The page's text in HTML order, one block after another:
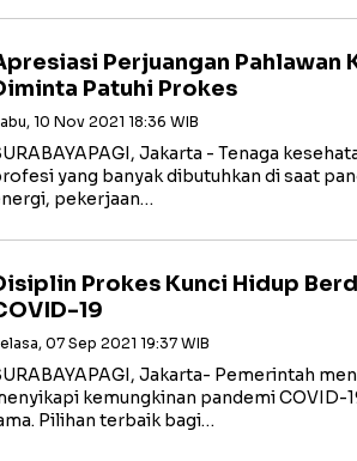
Perjuangan Pahlawan
Patuhi Prokes
10 Nov 2021 18:36 WIB
Jakarta - Tenaga
yang banyak dibutuhkan di saat
pekerjaan…
Prokes Kunci Hidup
19
07 Sep 2021 19:37 WIB
Jakarta- Pemerintah
kemungkinan pandemi COVID-
Pilihan terbaik bagi…